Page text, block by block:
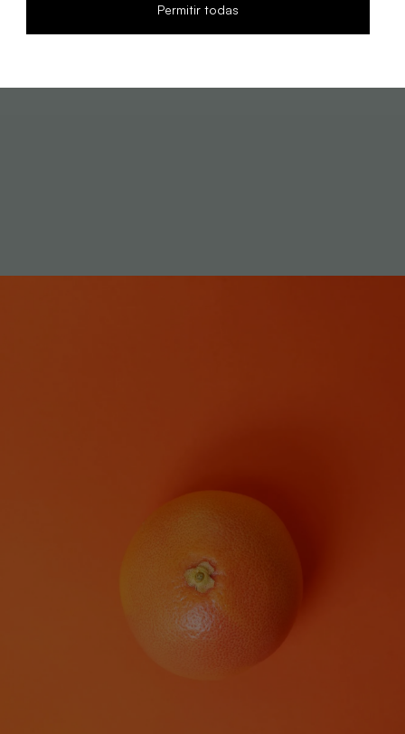
Permitir todas